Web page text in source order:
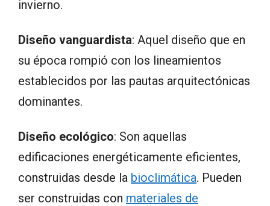
invierno.
Diseño vanguardista: Aquel diseño que en
su época rompió con los lineamientos
establecidos por las pautas arquitectónicas
dominantes.
Diseño ecológico: Son aquellas
edificaciones energéticamente eficientes,
construidas desde la bioclimática. Pueden
ser construidas con materiales de